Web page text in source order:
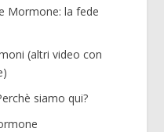
Mormone: la fede
(altri video con
siamo qui?